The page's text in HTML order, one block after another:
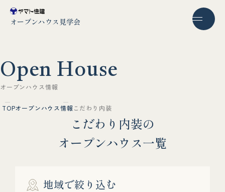
オープンハウス見学会
Open House
オー プンハ ウ ス情報
TOPオープンハウス情報 こだわり内装
こ だわ り 内装の
オープンハウ ス一覧
地域で絞り込む